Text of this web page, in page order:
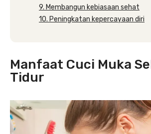
9. Membangun kebiasaan sehat
10. Peningkatan kepercayaan diri
Manfaat Cuci Muka
Tidur